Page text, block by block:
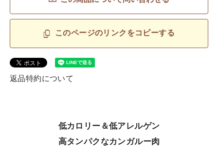
このページのリンクをコピーする
返品特約について
低カロリー＆低アレルゲン
高タンパクなカンガルー肉